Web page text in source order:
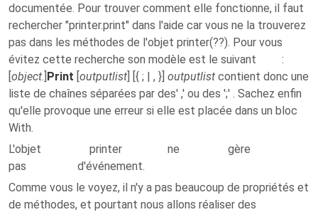
documentée. Pour trouver comment elle fonctionne, il faut
rechercher "printer.print" dans l'aide car vous ne la trouverez
pas dans les méthodes de l'objet printer(??). Pour vous
évitez cette recherche son modèle est le suivant :
[object.] Print [outputlist] [{ ; | , }] outputlist contient donc une
liste de chaînes séparées par des' ,' ou des ';' . Sachez enfin
qu'elle provoque une erreur si elle est placée dans un bloc
With.
L'objet printer ne gère
pas d'événement.
Comme vous le voyez, il n'y a pas beaucoup de propriétés et
de méthodes, et pourtant nous allons réaliser des